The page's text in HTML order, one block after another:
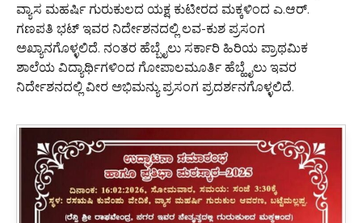
ವ್ಯಾಸ ಮಹರ್ಷಿ ಗುರುಕುಲದ ಯಕ್ಷ ಕುಟೀರದ ಮಕ್ಕಳಿಂದ ಎ.ಆರ್.
ಗಣಪತಿ ಭಟ್ ಇವರ ನಿರ್ದೇಶನದಲ್ಲಿ ಲವ-ಕುಶ ಪ್ರಸಂಗ
ಅಖ್ಯಾನಗೊಳ್ಳಲಿದೆ. ನಂತರ ಹೆಬ್ಬೈಲು ಸರ್ಕಾರಿ ಹಿರಿಯ ಪ್ರಾಥಮಿಕ
ಶಾಲೆಯ ವಿದ್ಯಾರ್ಥಿಗಳಿಂದ ಗೋಪಾಲಮೂರ್ತಿ ಹೆಬ್ಹೈಲು ಇವರ
ನಿರ್ದೇಶನದಲ್ಲಿ ವೀರ ಅಭಿಮನ್ಯು ಪ್ರಸಂಗ ಪ್ರದರ್ಶನಗೊಳ್ಳಲಿದೆ.